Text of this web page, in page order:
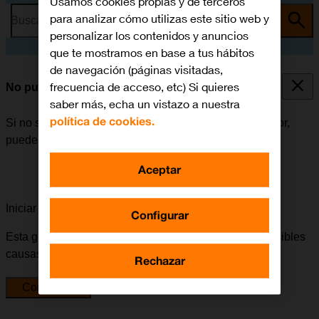
Busca por problema o tema
No puedo escuchar los mensajes del contestador
Si no se pueden escuchar los mensajes del contestador,
puede haber varias causas posibles al problema.
Iniciar la guía para solucionar tu problema
Esta guía te va a conducir a través de una serie de posibles
causas y soluciones al problema.
Comenzar
para analizar cómo utilizas este sitio web y
personalizar los contenidos y anuncios
que te mostramos en base a tus hábitos
de navegación (páginas visitadas,
frecuencia de acceso, etc) Si quieres
saber más, echa un vistazo a nuestra
política de cookies.
Configurar
Rechazar
Aceptar